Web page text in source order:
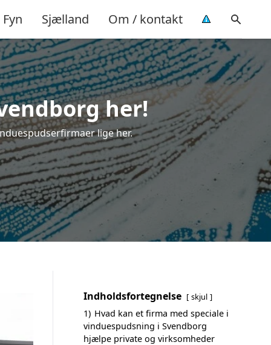
Fyn Sjælland Om / kontakt
her!
lige her.
Indholdsfortegnelse skjul
1) Hvad kan et firma med speciale i
vinduespudsning i Svendborg
hjælpe private og virksomheder